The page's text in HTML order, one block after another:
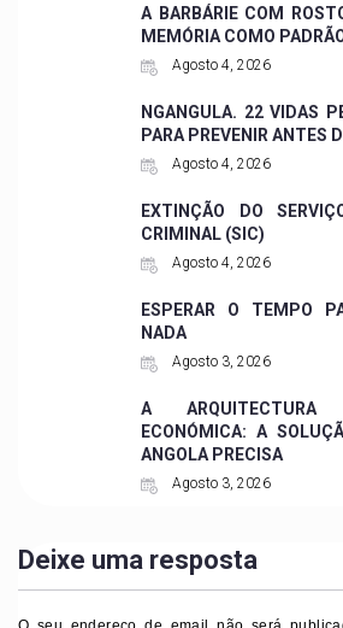
A BARBÁRIE COM
MEMÓRIA COMO
Agosto 4, 2026
NGANGULA. 22 VIDAS
PARA PREVENIR ANTES
Agosto 4, 2026
EXTINÇÃO DO
CRIMINAL (SIC)
Agosto 4, 2026
ESPERAR O TEMPO
NADA
Agosto 3, 2026
A ARQUITECTURA
ECONÓMICA: A
ANGOLA PRECISA
Agosto 3, 2026
Deixe uma resposta